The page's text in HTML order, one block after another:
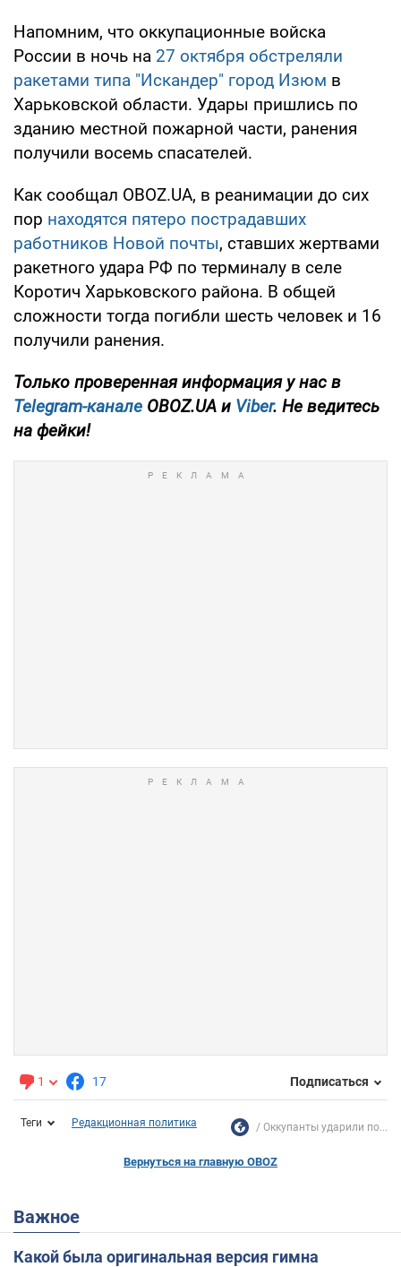
Напомним, что оккупационные войска
России в ночь на 27 октября обстреляли
ракетами типа "Искандер" город Изюм в
Харьковской области. Удары пришлись по
зданию местной пожарной части, ранения
получили восемь спасателей.
Как сообщал OBOZ.UA, в реанимации до сих
пор находятся пятеро пострадавших
работников Новой почты, ставших жертвами
ракетного удара РФ по терминалу в селе
Коротич Харьковского района. В общей
сложности тогда погибли шесть человек и 16
получили ранения.
Только проверенная информация у нас в
Telegram-канале OBOZ.UA и Viber. Не ведитесь
на фейки!
1 17 Подписаться
Теги Редакционная политика Оккупанты ударили по...
Вернуться на главную OBOZ
Важное
Какой была оригинальная версия гимна